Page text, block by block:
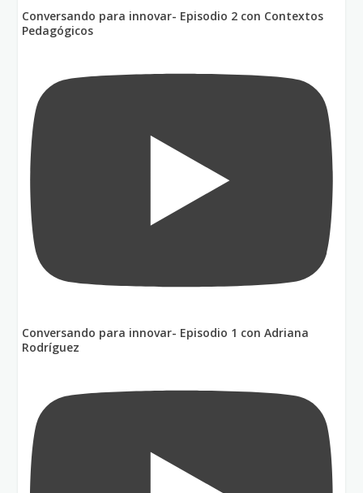
Conversando para innovar- Episodio 2 con Contextos
Pedagógicos
Conversando para innovar- Episodio 1 con Adriana
Rodríguez